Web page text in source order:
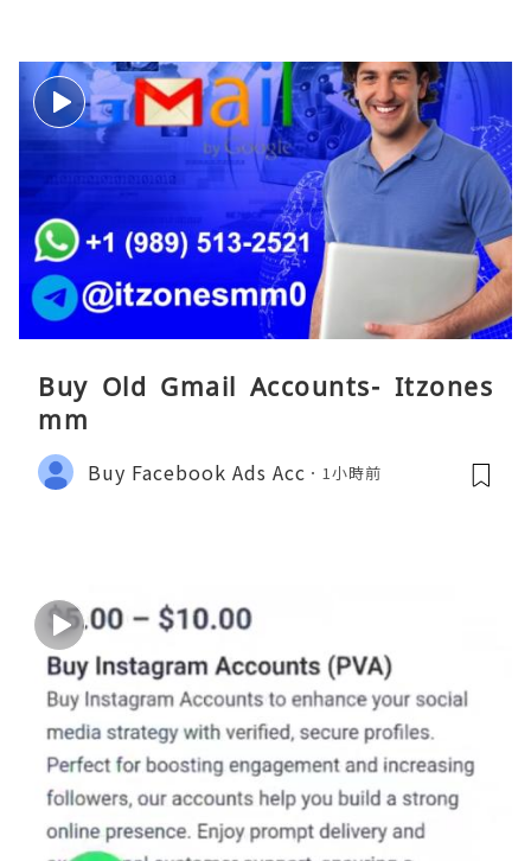
Buy Old Gmail Accounts- Itzones
mm
Buy Facebook Ads Acc 1小時前